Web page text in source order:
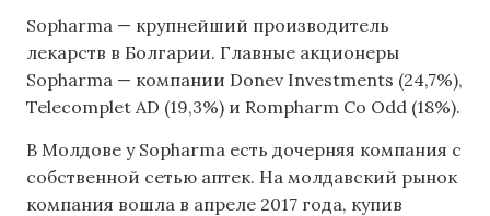
Sopharma — крупнейший производитель
лекарств в Болгарии. Главные акционеры
Sopharma — компании Donev Investments (24,7%),
Telecomplet AD (19,3%) и Rompharm Co Odd (18%).
В Молдове у Sopharma есть дочерняя компания с
собственной сетью аптек. На молдавский рынок
компания вошла в апреле 2017 года, купив